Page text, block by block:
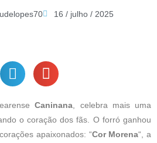
16 / julho / 2025
Caninana , celebra mais uma
o coração dos fãs. O forró ganhou
apaixonados: “Cor Morena“, a